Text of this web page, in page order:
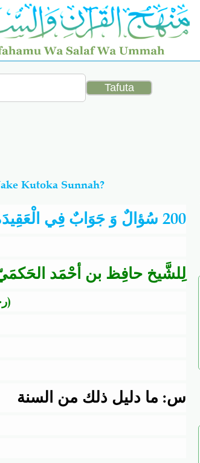
Kutoka Sunnah?
200 سُؤالٌ وَ جَوَابٌ فِي
لِلشَّيخ حافِظ بن أحْمَد
)
س: ما دليل ذلك من السنة